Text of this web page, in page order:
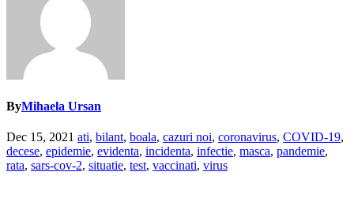
ByMihaela Ursan
Dec 15, 2021 ati, bilant, boala, cazuri noi, coronavirus, COVID-19,
decese, epidemie, evidenta, incidenta, infectie, masca, pandemie,
rata, sars-cov-2, situatie, test, vaccinati, virus